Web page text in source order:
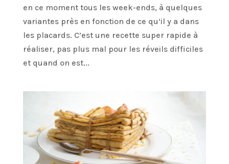
en ce moment tous les week-ends, à quelques
variantes près en fonction de ce qu’il y a dans
les placards. C’est une recette super rapide à
réaliser, pas plus mal pour les réveils difficiles
et quand on est...